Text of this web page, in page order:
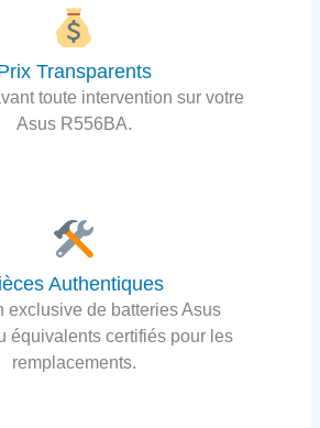
Transparents
toute intervention sur votre
Asus R556BA.
Authentiques
exclusive de batteries Asus
équivalents certifiés pour les
remplacements.